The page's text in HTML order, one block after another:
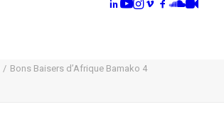
Bons Baisers d’Afrique Bamako 4